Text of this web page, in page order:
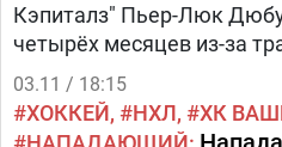
Кэпиталз" Пьер-Люк
четырёх месяцев из-за
03.11 / 18:15
ХОККЕЙ НХЛ
ХК